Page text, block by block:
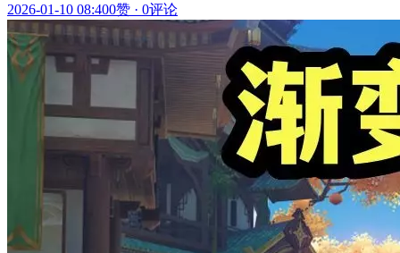
2026-01-10 08:400赞 · 0评论